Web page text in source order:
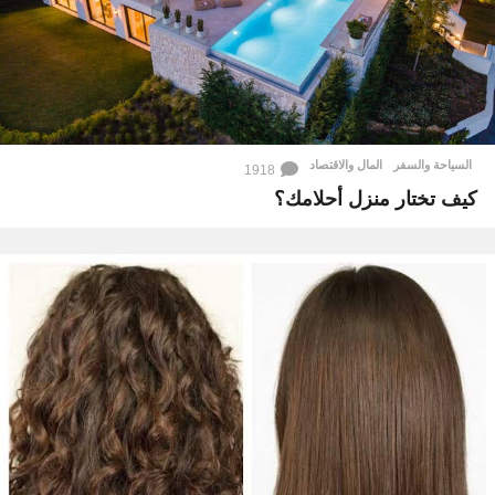
السياحة والسفر ,
المال والاقتصاد 1918
كيف تختار منزل أحلامك؟